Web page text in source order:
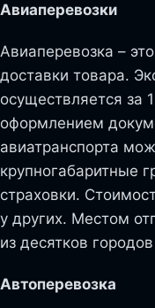
Авиаперевозки
Авиаперевозка –
доставки товара.
осуществляется за
оформлением
авиатранспорта
крупногабаритные
страховки.
у других. Местом
из десятков
Автоперевозка